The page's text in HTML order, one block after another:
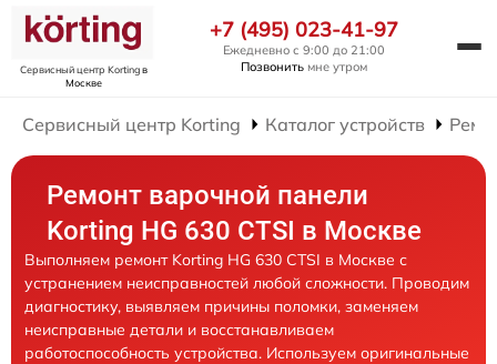
Сервисный центр Kortingв
Москве
+7 (495) 023-41-97
Ежедневно с 9:00 до 21:00
Позвонить мне утром
Сервисный центр Korting Каталог устройств
Ремонт варочной панели
Korting HG 630 CTSI в Москве
Выполняем ремонт Korting HG 630 CTSI в Москве с
устранением неисправностей любой сложности. Проводим
диагностику, выявляем причины поломки, заменяем
неисправные детали и восстанавливаем
работоспособность устройства. Используем оригинальные